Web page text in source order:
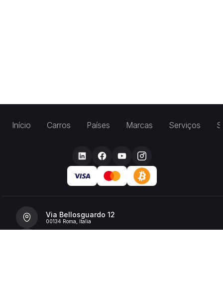
Início Carros Países Marcas Serviços
Via Bellosguardo 12
00134 Roma, Italia